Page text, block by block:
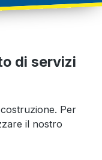
di servizi
Per
il nostro